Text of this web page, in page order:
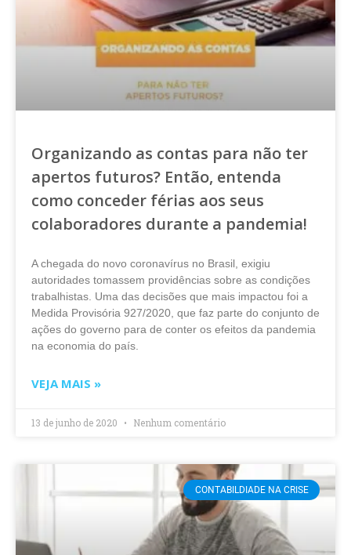
Organizando as contas para não ter
apertos futuros? Então, entenda
como conceder férias aos seus
colaboradores durante a pandemia!
A chegada do novo coronavírus no Brasil, exigiu
autoridades tomassem providências sobre as condições
trabalhistas. Uma das decisões que mais impactou foi a
Medida Provisória 927/2020, que faz parte do conjunto de
ações do governo para de conter os efeitos da pandemia
na economia do país.
VEJA MAIS »
13 de junho de 2020 Nenhum comentário
CONTABILDIADE NA CRISE